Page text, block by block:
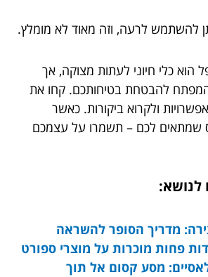
להשתמש לרעה, וזה מאוד לא מומלץ.
הוא כלי חיוני לעתות מצוקה, אך
המפתח להבטחת בטיחותכם. קחו את
ולקרוא ביקורות. כאשר
שמתאים לכם – תשמרו על עצמכם
לנושא:
מדריך הסופר להשראה
פחות מוכרות על מוצרי ספורט
מסע קסום אל תוך